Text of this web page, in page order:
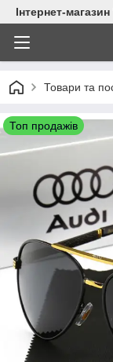
Інтернет-
Товари та
Топ продажів